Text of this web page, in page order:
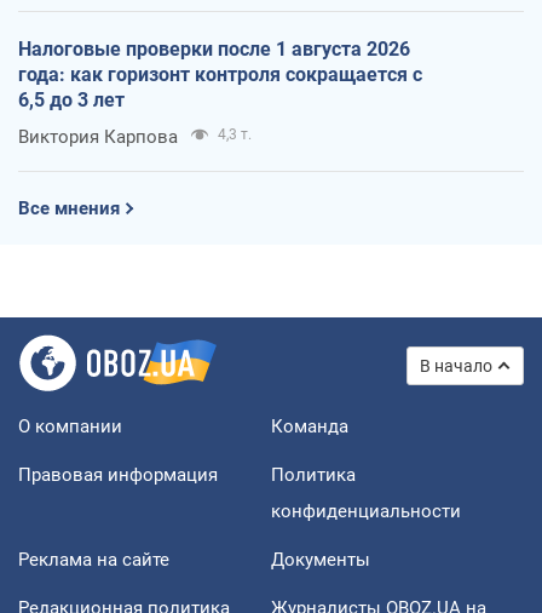
Налоговые проверки после 1 августа 2026
года: как горизонт контроля сокращается с
6,5 до 3 лет
Виктория Карпова 4,3 т.
Все мнения
В начало
О компании Команда
Правовая информация
Политика
конфиденциальности
Реклама на сайте Документы
Редакционная политика
Журналисты OBOZ.UA на